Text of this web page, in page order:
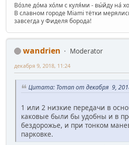
Во́зле до́ма хо́лм с куля́ми - вы́йду на́
В славном городе Miami тётки
завсегда у Фиделя борода!
wandrien
Moderator
декабря 9, 2018, 11:24
Цитата: Toman от декабря 9,
1 или 2 низкие передачи в
каковые были бы удобны и в
бездорожье, и при тонком
парковке.